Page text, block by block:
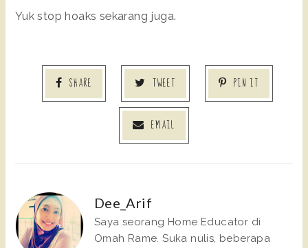
Yuk stop hoaks sekarang juga.
SHARE TWEET PIN IT
EMAIL
Dee_Arif
Saya seorang Home Educator di
Omah Rame. Suka nulis, beberapa